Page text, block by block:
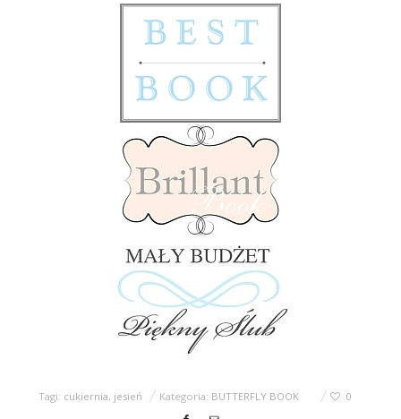
Tagi: cukiernia, jesień Kategoria: BUTTERFLY BOOK 0